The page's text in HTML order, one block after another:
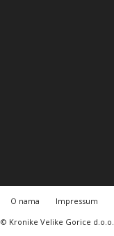
O nama Impressum
© Kronike Velike Gorice d.o.o.